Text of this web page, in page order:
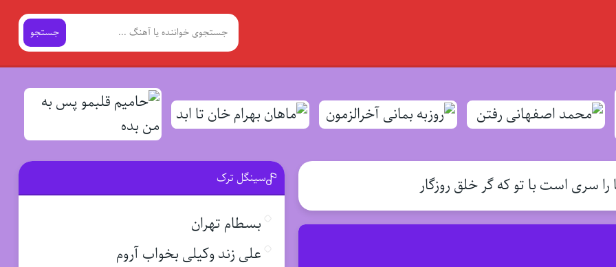
جستجو
سری است با تو که گر خلق روزگار سینگل ترک
بسطام تهران
علی زند وکیلی بخواب آروم